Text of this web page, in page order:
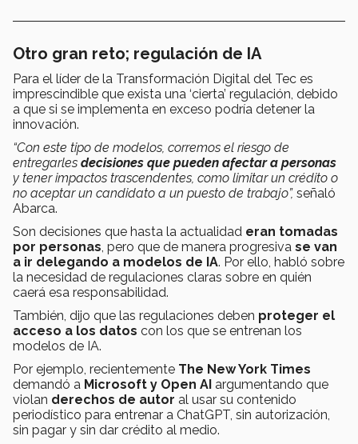
Otro gran reto; regulación de IA
Para el líder de la Transformación Digital del Tec es
imprescindible que exista una ‘cierta’ regulación, debido
a que si se implementa en exceso podría detener la
innovación.
“Con este tipo de modelos, corremos el riesgo de
entregarles decisiones que pueden afectar a personas
y tener impactos trascendentes, como limitar un crédito o
no aceptar un candidato a un puesto de trabajo”, señaló
Abarca.
Son decisiones que hasta la actualidad eran tomadas
por personas, pero que de manera progresiva se van
a ir delegando a modelos de IA. Por ello, habló sobre
la necesidad de regulaciones claras sobre en quién
caerá esa responsabilidad.
También, dijo que las regulaciones deben proteger el
acceso a los datos con los que se entrenan los
modelos de IA.
Por ejemplo, recientemente The New York Times
demandó a Microsoft y Open AI argumentando que
violan derechos de autor al usar su contenido
periodístico para entrenar a ChatGPT, sin autorización,
sin pagar y sin dar crédito al medio.